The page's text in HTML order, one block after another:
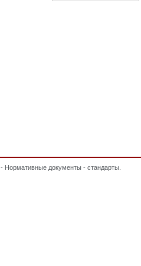
- Нормативные документы - стандарты.